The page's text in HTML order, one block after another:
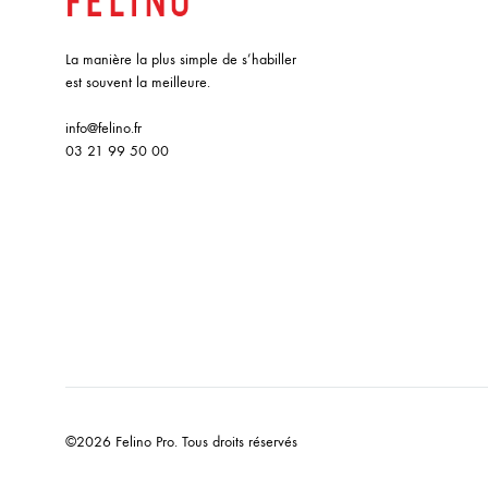
La manière la plus simple de s’habiller
est souvent la meilleure.
info@felino.fr
03 21 99 50 00
©2026 Felino Pro. Tous droits réservés